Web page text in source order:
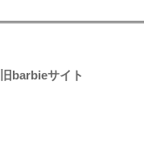
旧barbieサイト